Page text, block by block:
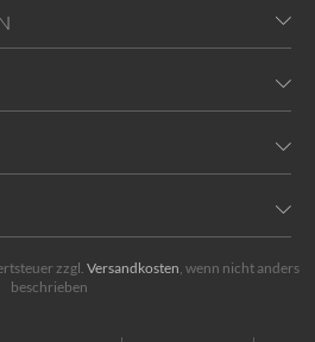
zzgl. Versandkosten, wenn nicht anders
beschrieben